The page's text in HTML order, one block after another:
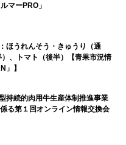
マーPRO」
ほうれんそう・きゅうり（通
、トマト（後半）【青果市況情
」】
続的肉用牛生産体制推進事業
る第１回オンライン情報交換会